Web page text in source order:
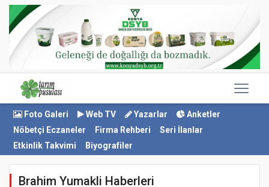
Foto Galeri Web TV Yazarlar
Anketler
Nöbetçi Eczaneler
Firma Rehberi
Seri İlanlar
Etkinlik Takvimi
Biyografiler
Brahim Yumakli Haberleri